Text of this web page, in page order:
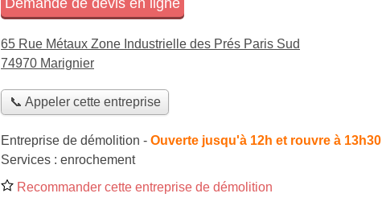
Demande de devis en ligne
65 Rue Métaux Zone Industrielle des Prés Paris Sud
74970 Marignier
📞 Appeler cette entreprise
Entreprise de démolition - Ouverte jusqu'à 12h et rouvre à 13h30
Services : enrochement
Recommander cette entreprise de démolition